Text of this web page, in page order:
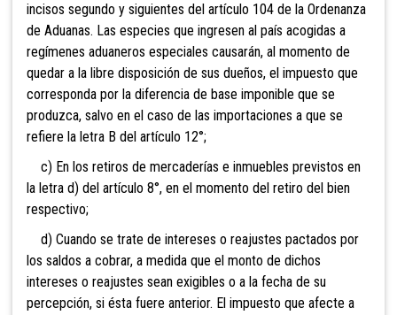
incisos segundo y siguientes del artículo 104 de la Ordenanza
de Aduanas. Las especies que ingresen al país acogidas a
regímenes aduaneros especiales causarán, al momento de
quedar a la libre disposición de sus dueños, el impuesto que
corresponda por la diferencia de base imponible que se
produzca, salvo en el caso de las importaciones a que se
refiere la letra B del artículo 12°;
c) En los retiros de mercaderías e inmuebles previstos en
la letra d) del artículo 8°, en el momento del retiro del bien
respectivo;
d) Cuando se trate de intereses o reajustes pactados por
los saldos a cobrar, a medida que el monto de dichos
intereses o reajustes sean exigibles o a la fecha de su
percepción, si ésta fuere anterior. El impuesto que afecte a